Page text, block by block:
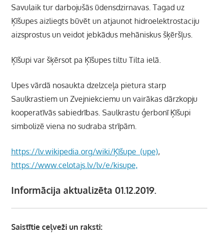
Savulaik tur darbojušās ūdensdzirnavas. Tagad uz
Ķīšupes aizliegts būvēt un atjaunot hidroelektrostaciju
aizsprostus un veidot jebkādus mehāniskus šķēršļus.
Ķīšupi var šķērsot pa Ķīšupes tiltu Tilta ielā.
Upes vārdā nosaukta dzelzceļa pietura starp
Saulkrastiem un Zvejniekciemu un vairākas dārzkopju
kooperatīvās sabiedrības. Saulkrastu ģerbonī Ķīšupi
simbolizē viena no sudraba strīpām.
https://lv.wikipedia.org/wiki/Ķīšupe_(upe),
https://www.celotajs.lv/lv/e/kisupe,
Informācija aktualizēta 01.12.2019.
Saistītie ceļveži un raksti: